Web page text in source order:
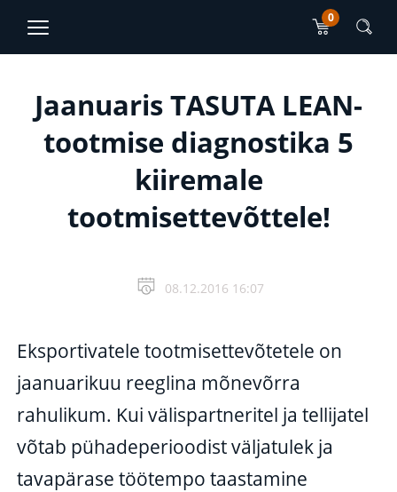
0
Peamise sisu sektsioon
Jaanuaris TASUTA LEAN-
tootmise diagnostika 5
kiiremale
tootmisettevõttele!
08.12.2016 16:07
Eksportivatele tootmisettevõtetele on
jaanuarikuu reeglina mõnevõrra
rahulikum. Kui välispartneritel ja tellijatel
võtab pühadeperioodist väljatulek ja
tavapärase töötempo taastamine